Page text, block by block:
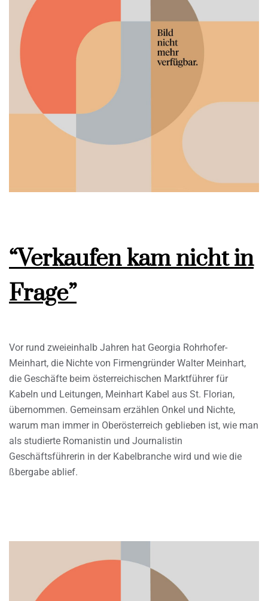
“Verkaufen kam nicht in
Frage”
Vor rund zweieinhalb Jahren hat Georgia Rohrhofer-
Meinhart, die Nichte von Firmengründer Walter Meinhart,
die Geschäfte beim österreichischen Marktführer für
Kabeln und Leitungen, Meinhart Kabel aus St. Florian,
übernommen. Gemeinsam erzählen Onkel und Nichte,
warum man immer in Oberösterreich geblieben ist, wie man
als studierte Romanistin und Journalistin
Geschäftsführerin in der Kabelbranche wird und wie die
ßbergabe ablief.